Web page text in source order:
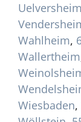
Uelversheim
Wahlheim,
Wallertheim
Wiesbaden,